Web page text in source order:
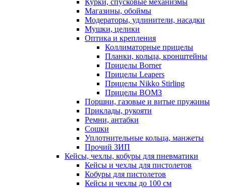
Магазины, обоймы
Модераторы, удлинители, насадки
Мушки, целики
Оптика и крепления
Коллиматорные прицелы
Планки, кольца, кронштейны
Прицелы Borner
Прицелы Leapers
Прицелы Nikko Stirling
Прицелы ВОМЗ
Поршни, газовые и витые пружины
Приклады, рукояти
Ремни, антабки
Сошки
Уплотнительные кольца, манжеты
Прочий ЗИП
Кейсы, чехлы, кобуры для пневматики
Кейсы и чехлы для пистолетов
Кобуры для пистолетов
Кейсы и чехлы до 100 см